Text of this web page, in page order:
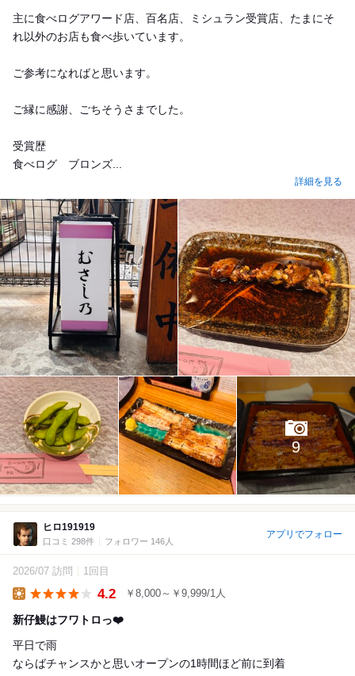
主に食べログアワード店、百名店、ミシュラン受賞店、たまにそ
れ以外のお店も食べ歩いています。
ご参考になればと思います。
ご縁に感謝、ごちそうさまでした。
受賞歴
食べログ ブロンズ...
詳細を見る
9
ヒロ191919
口コミ 298件 フォロワー 146人
アプリでフォロー
2026/07 訪問 1回目
4.2 ￥8,000～￥9,999/1人
新仔鰻はフワトロっ❤️
平日で雨
ならばチャンスかと思いオープンの1時間ほど前に到着